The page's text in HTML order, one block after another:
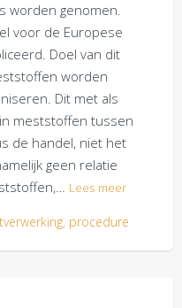
worden genomen.
voor de Europese
Doel van dit
worden
Dit met als
meststoffen tussen
de handel, niet het
geen relatie
Lees meer
, procedure